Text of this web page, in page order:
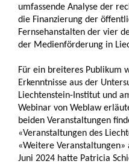
umfassende Analyse der
die Finanzierung der
Fernsehanstalten der vier
der Medienförderung in
Für ein breiteres Publikum
Erkenntnisse aus der
Liechtenstein-Institut und
Webinar von Weblaw
beiden Veranstaltungen
«Veranstaltungen des
«Weitere
Juni 2024 hatte Patricia